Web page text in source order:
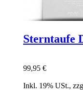
Sterntaufe
99,95 €
Inkl. 19% USt.,